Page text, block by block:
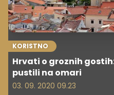
KORISTNO
Hrvati o groznih
pustili na omari
03. 09. 2020 09.23